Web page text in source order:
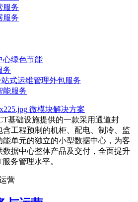
服务
服务
心绿色节能
务
式运维管理外包服务
能服务
微模块解决方案
基础设施提供的一款采用通道封
含工程预制的机柜、配电、制冷、监
能单元的独立的小型数据中心，为客
数据中心整体产品及交付，全面提升
务管理水平。
营